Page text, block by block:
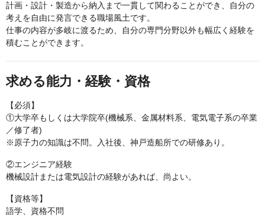
計画・設計・製造から納入まで一貫して関わることができ、自分の
考えを自由に発言できる職場風土です。
仕事の内容が多岐に渡るため、自分の専門分野以外も幅広く経験を
積むことができます。
求める能力・経験・資格
【必須】
①大学卒もしくは大学院卒(機械系、金属材料系、電気電子系の卒業
／修了者)
※原子力の知識は不問。入社後、神戸造船所での研修あり。
②エンジニア経験
機械設計または電気設計の経験があれば、尚よい。
【資格等】
語学、資格不問